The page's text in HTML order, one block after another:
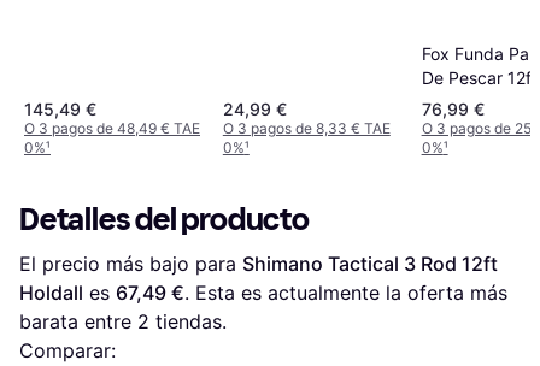
145,49 €
O 3 pagos de 48,49 € TAE
0%¹
24,99 €
O 3 pagos de 8,33 € TAE
0%¹
Fox Funda
De Pescar
76,99 €
O 3 pagos de
0%¹
Detalles del producto
El precio más bajo para Shimano Tactical 3 Rod 12ft
Holdall es 67,49 €. Esta es actualmente la oferta más
barata entre 2 tiendas.
Comparar: